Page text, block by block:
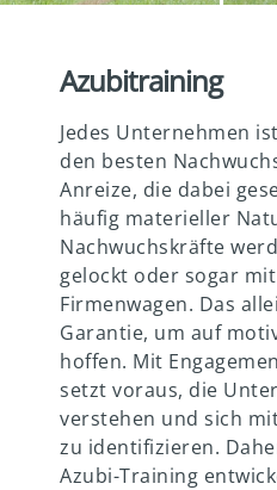
Azubitraining
Jedes Unternehmen
den besten
Anreize, die dabei
häufig materieller
Nachwuchskräfte
gelockt oder sogar
Firmenwagen. Das
Garantie, um auf
hoffen. Mit
setzt voraus, die
verstehen und sich
zu identifizieren.
Azubi-Training